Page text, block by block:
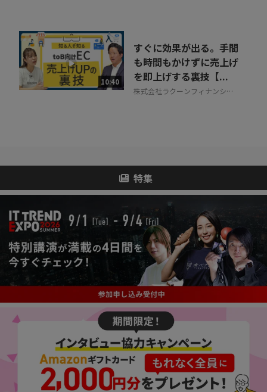
10:40
すぐに効果が出る。手間
も時間もかけずに売上げ
を即上げする裏技【...
株式会社ラクーンフィナンシャ
特集